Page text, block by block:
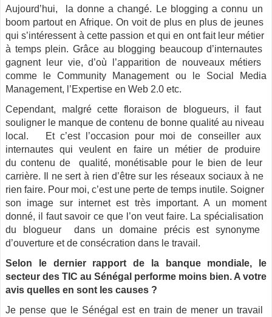
Aujourd’hui,​ ​​ ​la​ ​donne​ ​a ​changé. ​Le​ ​blogging​ ​a​ ​connu​ ​​un​ ​
boom​ ​partout​ ​en Afrique​​.​ ​On​ ​voit​ ​de​ ​plus​ ​en​ ​plus ​de​ ​jeunes​ ​
qui​ ​s’intéressent​ ​à​ ​cette​ ​passion​ ​et qui​ ​en​ ​ont​ ​fait​ ​leur​ ​métier​ ​
à​ ​temps​ ​plein. Grâce​ ​au​ ​blogging​ ​beaucoup​ ​d’internautes​ ​
gagnent​ ​leur​ ​vie​​,​ ​d’où​ ​l’apparition de​ ​nouveaux​ ​métiers​ ​
comme​ ​le​ ​Community​ ​Management ​ou​ ​le​ ​Social​ ​Media
Management,​ ​l’Expertise ​en​ ​Web​ ​2.0​ ​etc.
Cependant,​ ​malgré​ ​cette​ ​floraison​ ​de​ ​blogueurs,​ ​il​ ​faut​ ​
souligner​ ​​le​ ​manque​ ​de contenu​ ​de​ ​bonne​ ​qualité​ ​au​ ​niveau​ ​
local. ​Et c’est l’occasion pour moi de ​conseille​r ​aux​ ​
internautes​ ​qui​ ​veulent​ ​en​ ​faire​ ​un​ ​métier​ ​de​​ ​produire​ ​
du contenu​ ​de​ ​​ ​qualité,​ monétisable​ ​pour​ ​le​ ​bien​ ​de​ ​leur​ ​
carrière.​ ​Il​ ​ne​ ​sert​ ​à​ ​rien d’être​ ​sur​ ​les​ ​réseaux​ ​sociaux​ ​à​ ​ne​ ​
rien​ ​faire.​ ​Pour​ ​moi,​ ​c’est​ ​une​ ​perte​ ​de​ ​temps inutile.​ ​Soigner ​
son​ ​image​ ​sur​ ​internet​ ​est​ ​très​ ​important. A un moment
donné, il faut savoir ce que l’on veut faire.​ ​La​ ​spécialisation​ ​
du​ ​blogueur​ ​​ ​dans​ ​un domaine​ ​précis​ ​est​ ​synonyme​ ​
d’ouverture​ ​et​ ​de​ ​consécration​ ​dans​ ​le​ ​travail.
Selon le dernier rapport de la banque mondiale, le
secteur des TIC au Sénégal performe moins bien. A votre
avis quelles en sont les causes ?
Je​ ​pense​ ​que​ ​le​ ​Sénégal​ ​est​ ​en​ ​train​ ​de​ ​mener​ ​un​ ​travail​ ​